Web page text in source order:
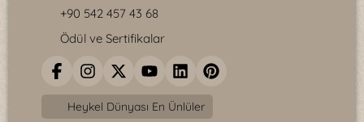
+90 542 457 43 68
Ödül ve Sertifikalar
Heykel Dünyası En Ünlüler